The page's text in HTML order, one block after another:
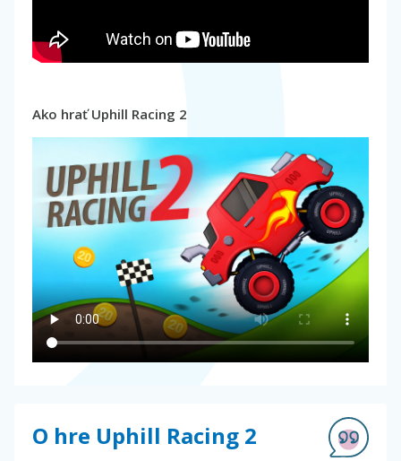
Ako hrať Uphill Racing 2
O hre Uphill Racing 2